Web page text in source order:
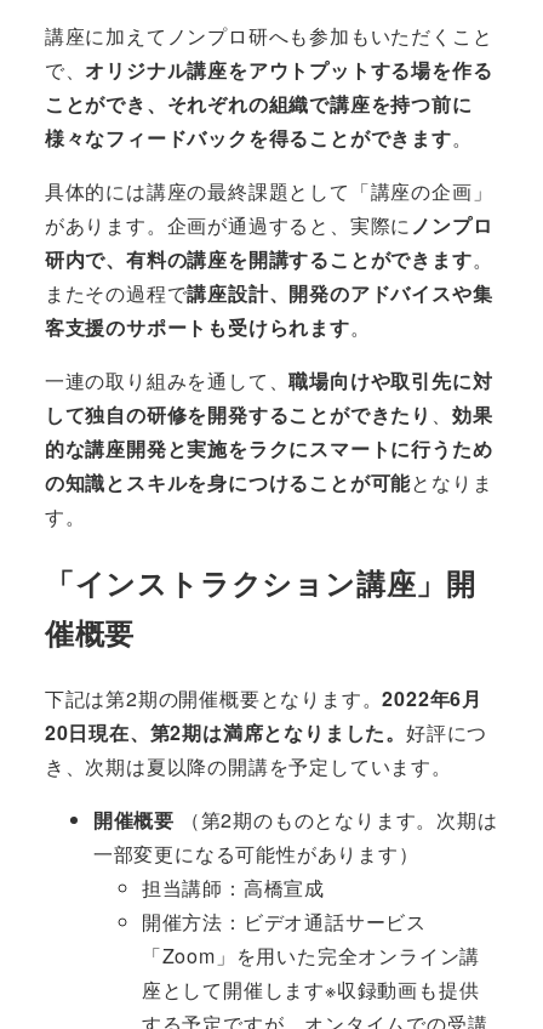
講座に加えてノンプロ研へも参加もいただくこと
で、 オリジナル講座をアウトプットする場を作る
ことができ、それぞれの組織で講座を持つ前に
様々なフィードバックを得ることができます。
具体的には講座の最終課題として「講座の企画」
があります。企画が通過すると、実際にノンプロ
研内で、有料の講座を開講することができます。
またその過程で講座設計、開発のアドバイスや集
客支援のサポートも受けられます。
一連の取り組みを通して、職場向けや取引先に対
して独自の研修を開発することができたり 、 効果
的な講座開発と実施をラクにスマートに行うため
の知識とスキルを身につけることが可能となりま
す。
「インストラクション講座」開
催概要
下記は第2期の開催概要となります。2022年6月
20日現在、第2期は満席となりました。 好評につ
き、次期は夏以降の開講を予定しています。
開催概要 （第2期のものとなります。次期は
一部変更になる可能性があります）
担当講師：高橋宣成
開催方法：ビデオ通話サービス
「Zoom」を用いた完全オンライン講
座として開催します※収録動画も提供